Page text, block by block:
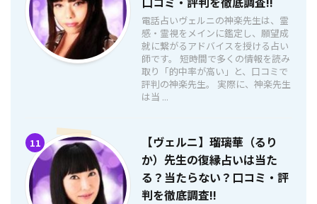
電話占いヴェルニの神楽先生は、霊
感・霊視をメインに鑑定し、願望成
就に繋がるアドバイスを授ける占い
師です。 短時間で多くの情報を読み
取り「的中率が高い」と、口コミで
評判の神楽先生。 実際に、神楽先生
は当 ...
11
【ヴェルニ】瑠璃華（るり
か）先生の復縁占いは当た
る？当たらない？口コミ・評
判を徹底調査!!